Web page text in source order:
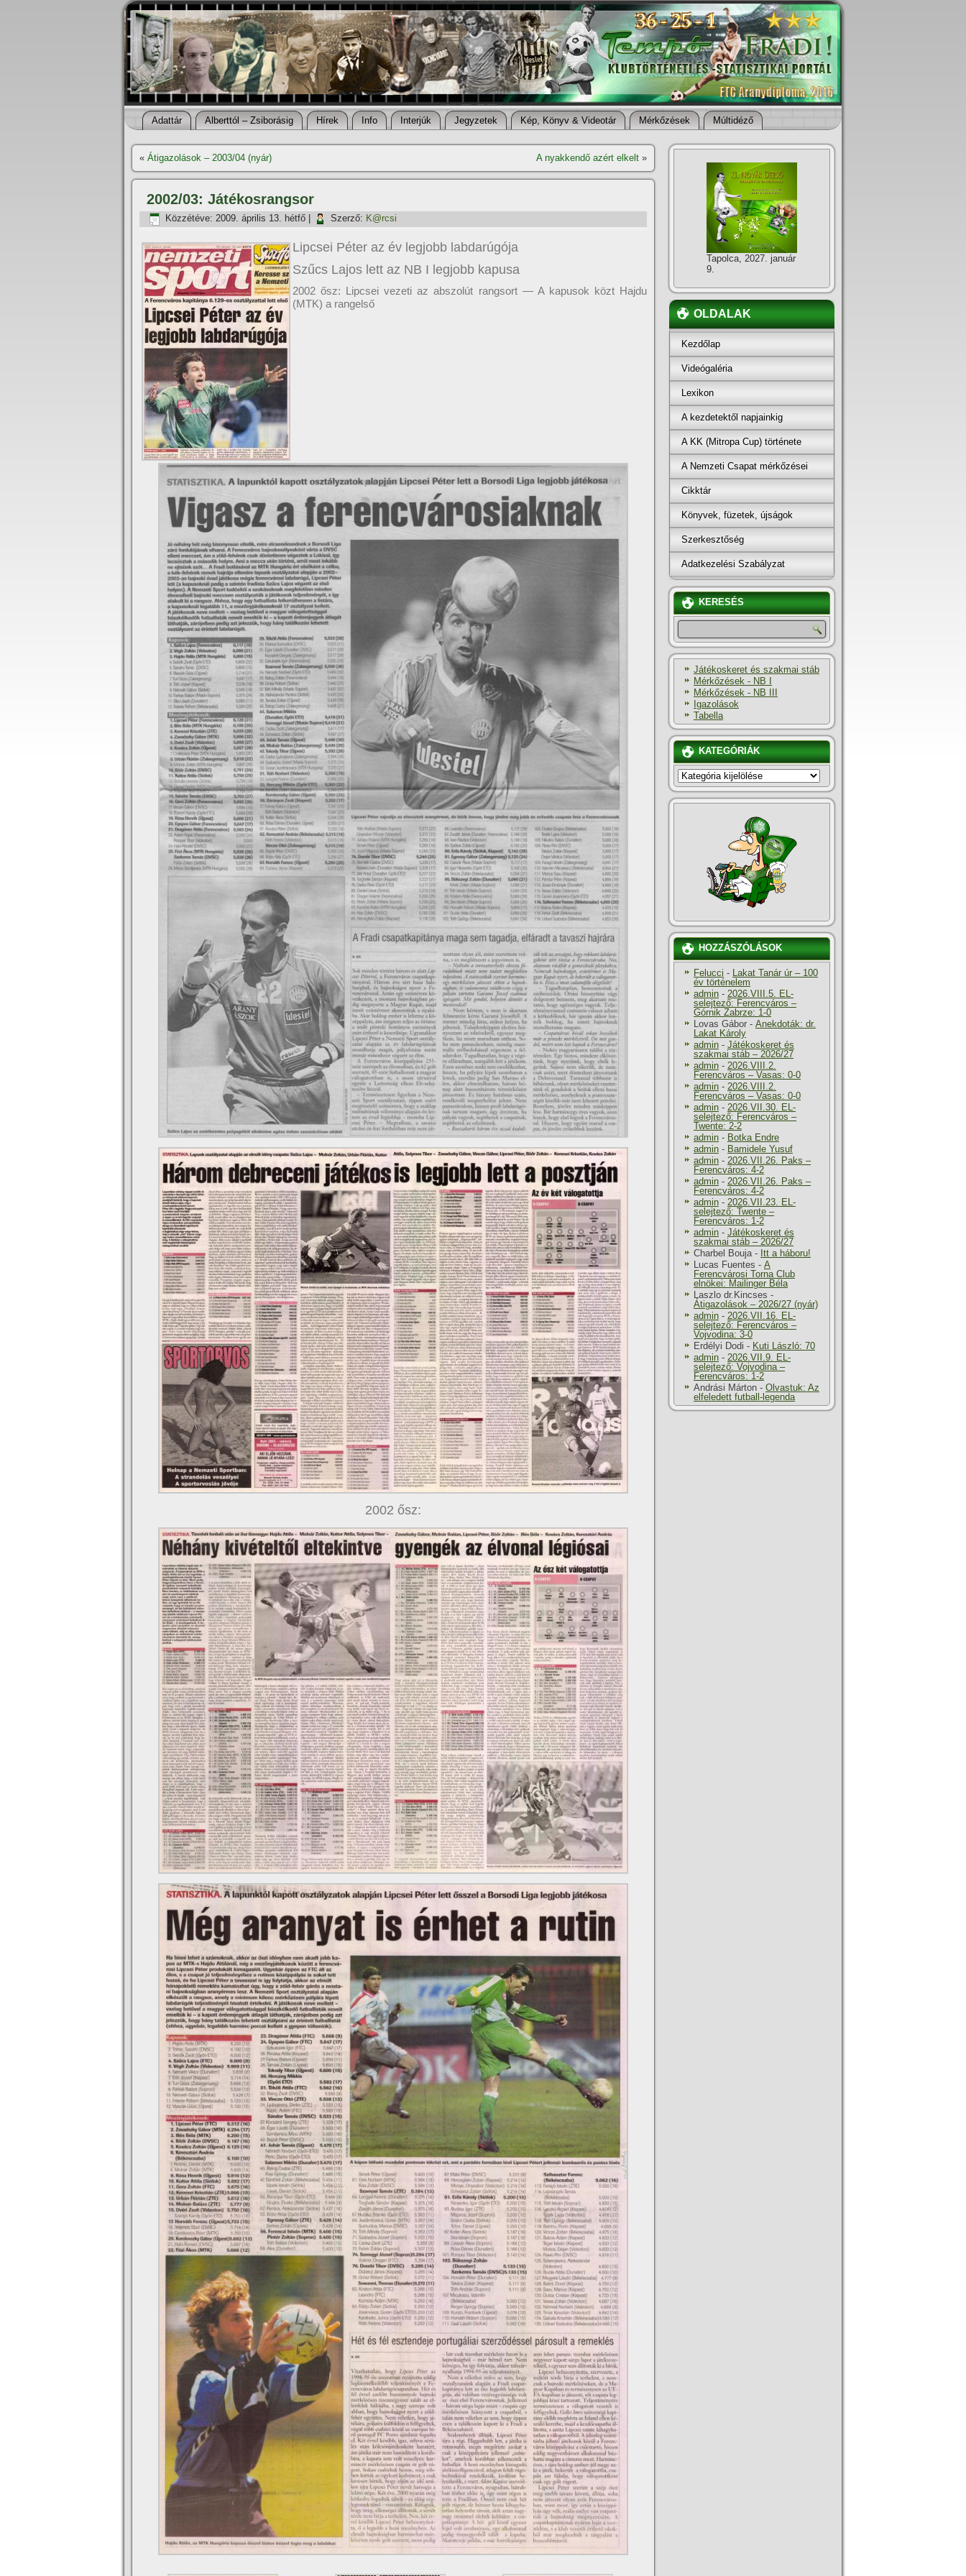
Adattár Alberttól – Zsiborásig Hí­rek Info Interjúk Jegyzetek Kép, Könyv & Videotár Mérkőzések Múltidéző
« Átigazolások – 2003/04 (nyár) A nyakkendő azért elkelt »
2002/03: Játékosrangsor
Közzétéve: 2009. április 13. hétfő Szerző: K@rcsi
Lipcsei Péter az év legjobb labdarúgója
Szűcs Lajos lett az NB I legjobb kapusa
2002 ősz: Lipcsei vezeti az abszolút rangsort — A kapusok közt Hajdu
(MTK) a rangelső
2002 ősz:
Tapolca, 2027. január
9.
OLDALAK
Kezdőlap
Videógaléria
Lexikon
A kezdetektől napjainkig
A KK (Mitropa Cup) története
A Nemzeti Csapat mérkőzései
Cikktár
Könyvek, füzetek, újságok
Szerkesztőség
Adatkezelési Szabályzat
KERESÉS
Játékoskeret és szakmai stáb
Mérkőzések - NB I
Mérkőzések - NB III
Igazolások
Tabella
KATEGÓRIÁK
KATEGÓRIÁK
HOZZÁSZÓLÁSOK
Felucci - Lakat Tanár úr – 100
év történelem
admin - 2026.VIII.5. EL-
selejtező: Ferencváros –
Górnik Zabrze: 1-0
Lovas Gábor - Anekdoták: dr.
Lakat Károly
admin - Játékoskeret és
szakmai stáb – 2026/27
admin - 2026.VIII.2.
Ferencváros – Vasas: 0-0
admin - 2026.VIII.2.
Ferencváros – Vasas: 0-0
admin - 2026.VII.30. EL-
selejtező: Ferencváros –
Twente: 2-2
admin - Botka Endre
admin - Bamidele Yusuf
admin - 2026.VII.26. Paks –
Ferencváros: 4-2
admin - 2026.VII.26. Paks –
Ferencváros: 4-2
admin - 2026.VII.23. EL-
selejtező: Twente –
Ferencváros: 1-2
admin - Játékoskeret és
szakmai stáb – 2026/27
Charbel Bouja- Itt a háboru!
Lucas Fuentes - A
Ferencvárosi Torna Club
elnökei: Mailinger Béla
Laszlo dr.Kincses -
Átigazolások – 2026/27 (nyár)
admin - 2026.VII.16. EL-
selejtező: Ferencváros –
Vojvodina: 3-0
Erdélyi Dodi - Kuti László: 70
admin - 2026.VII.9. EL-
selejtező: Vojvodina –
Ferencváros: 1-2
Andrási Márton - Olvastuk: Az
elfeledett futball-legenda